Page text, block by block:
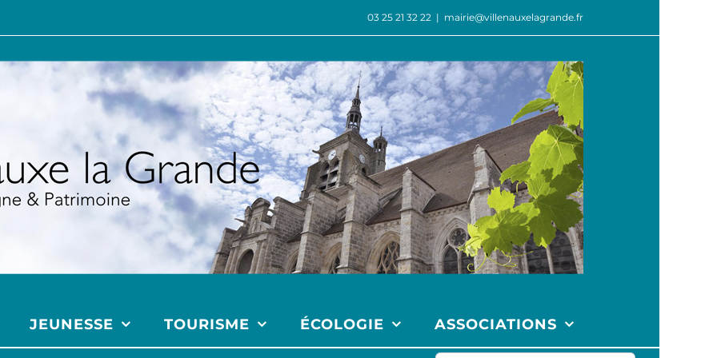
03 25 21 32 22 | mairie@villenauxelagrande.fr
JEUNESSE TOURISME ÉCOLOGIE ASSOCIATIONS